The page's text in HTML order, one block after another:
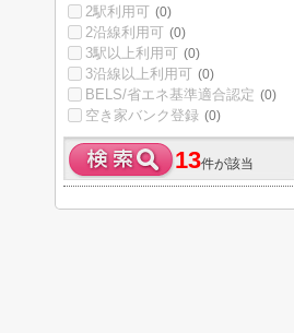
2駅利用可 (0)
2沿線利用可 (0)
3駅以上利用可 (0)
3沿線以上利用可 (0)
BELS/省エネ基準適合認定 (0)
空き家バンク登録 (0)
13件が該当